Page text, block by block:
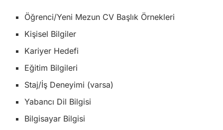
Öğrenci/Yeni Mezun CV Başlık Örnekleri
Kişisel Bilgiler
Kariyer Hedefi
Eğitim Bilgileri
Staj/İş Deneyimi (varsa)
Yabancı Dil Bilgisi
Bilgisayar Bilgisi